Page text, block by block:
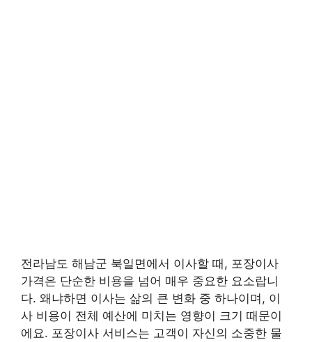
전라남도 해남군 북일면에서 이사할 때, 포장이사
가격은 단순한 비용을 넘어 매우 중요한 요소랍니
다. 왜냐하면 이사는 삶의 큰 변화 중 하나이며, 이
사 비용이 전체 예산에 미치는 영향이 크기 때문이
에요. 포장이사 서비스는 고객이 자신의 소중한 물